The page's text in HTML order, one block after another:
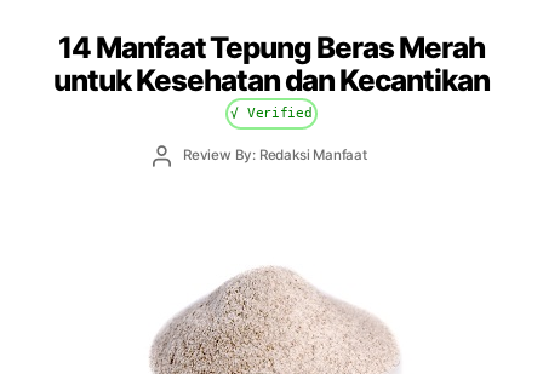
14 Manfaat Tepung Beras Merah
untuk Kesehatan dan Kecantikan
√ Verified
PostReview By: Redaksi Manfaat